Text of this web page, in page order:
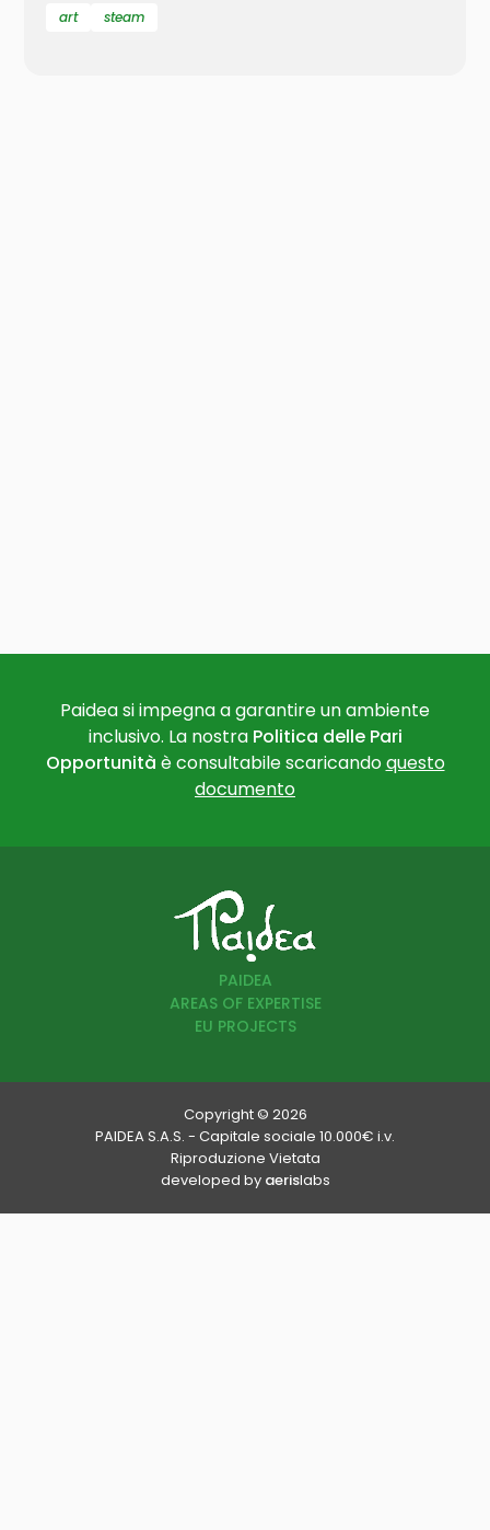
art steam
Paidea si impegna a garantire un ambiente
inclusivo. La nostra Politica delle Pari
Opportunità è consultabile scaricandoquesto
documento
PAIDEA
AREAS OF EXPERTISE
EU PROJECTS
Copyright © 2026
PAIDEA S.A.S. - Capitale sociale 10.000€ i.v.
Riproduzione Vietata
developed by aerislabs